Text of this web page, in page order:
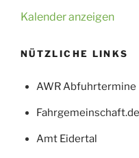
Kalender anzeigen
NÜTZLICHE LINKS
AWR Abfuhrtermine
Fahrgemeinschaft.de
Amt Eidertal